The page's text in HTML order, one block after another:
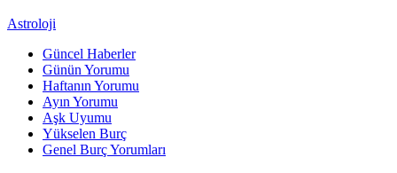
Astroloji
Güncel Haberler
Günün Yorumu
Haftanın Yorumu
Ayın Yorumu
Aşk Uyumu
Yükselen Burç
Genel Burç Yorumları